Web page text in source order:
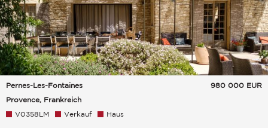
Pernes-Les-Fontaines
Provence, Frankreich
980 000 EUR
V0358LM Verkauf Haus